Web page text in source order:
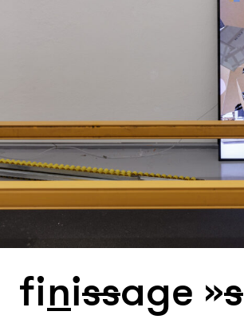
finissage »s